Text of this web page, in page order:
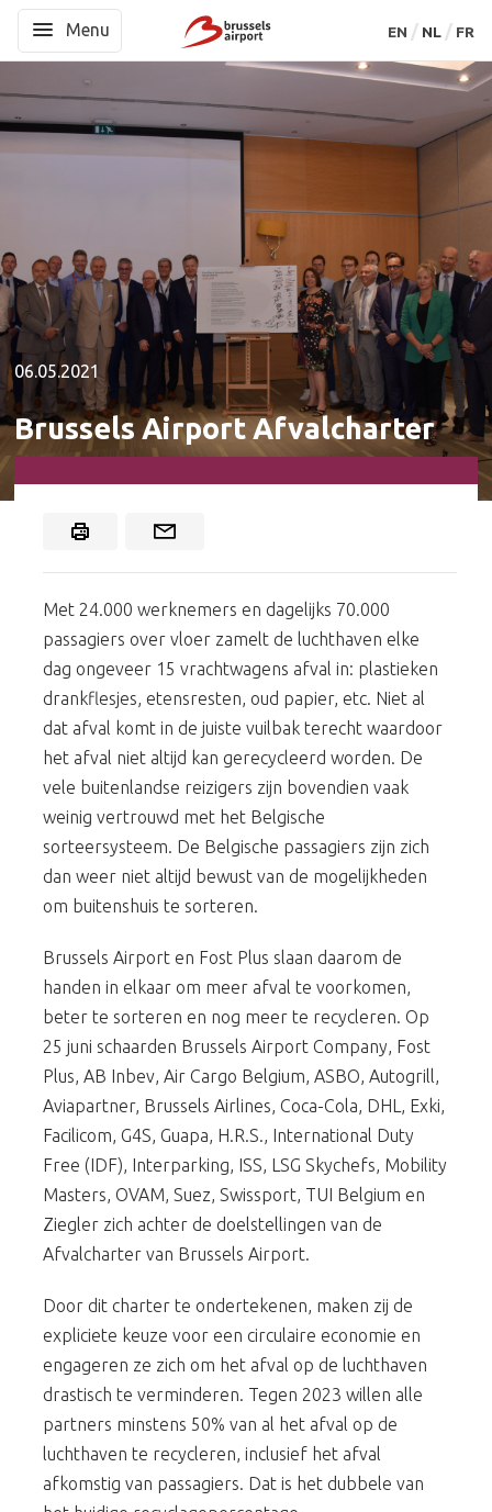
Menu EN NL FR
06.05.2021
Brussels Airport Afvalcharter
Met 24.000 werknemers en dagelijks 70.000
passagiers over vloer zamelt de luchthaven elke
dag ongeveer 15 vrachtwagens afval in: plastieken
drankflesjes, etensresten, oud papier, etc. Niet al
dat afval komt in de juiste vuilbak terecht waardoor
het afval niet altijd kan gerecycleerd worden. De
vele buitenlandse reizigers zijn bovendien vaak
weinig vertrouwd met het Belgische
sorteersysteem. De Belgische passagiers zijn zich
dan weer niet altijd bewust van de mogelijkheden
om buitenshuis te sorteren.
Brussels Airport en Fost Plus slaan daarom de
handen in elkaar om meer afval te voorkomen,
beter te sorteren en nog meer te recycleren. Op
25 juni schaarden Brussels Airport Company, Fost
Plus, AB Inbev, Air Cargo Belgium, ASBO, Autogrill,
Aviapartner, Brussels Airlines, Coca-Cola, DHL, Exki,
Facilicom, G4S, Guapa, H.R.S., International Duty
Free (IDF), Interparking, ISS, LSG Skychefs, Mobility
Masters, OVAM, Suez, Swissport, TUI Belgium en
Ziegler zich achter de doelstellingen van de
Afvalcharter van Brussels Airport.
Door dit charter te ondertekenen, maken zij de
expliciete keuze voor een circulaire economie en
engageren ze zich om het afval op de luchthaven
drastisch te verminderen. Tegen 2023 willen alle
partners minstens 50% van al het afval op de
luchthaven te recycleren, inclusief het afval
afkomstig van passagiers. Dat is het dubbele van
Menu EN NL FR